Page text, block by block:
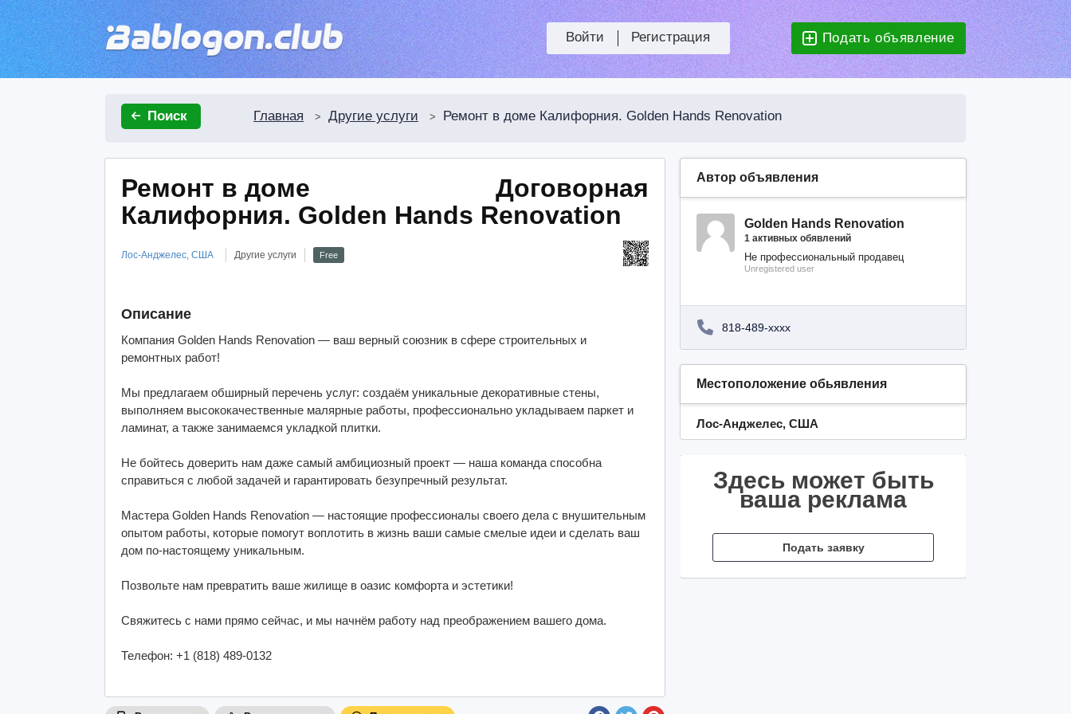
Подать объявление
Регистрация
Войти
Поиск Главная > Другие услуги > Ремонт в доме Калифорния. Golden Hands Renovation
Договорная
Ремонт в доме
Калифорния. Golden Hands Renovation
Лос-Анджелес, США Другие услуги Free
Описание
Компания Golden Hands Renovation — ваш верный союзник в сфере строительных и
ремонтных работ!
Мы предлагаем обширный перечень услуг: создаём уникальные декоративные стены,
выполняем высококачественные малярные работы, профессионально укладываем паркет и
ламинат, а также занимаемся укладкой плитки.
Не бойтесь доверить нам даже самый амбициозный проект — наша команда способна
справиться с любой задачей и гарантировать безупречный результат.
Мастера Golden Hands Renovation — настоящие профессионалы своего дела с внушительным
опытом работы, которые помогут воплотить в жизнь ваши самые смелые идеи и сделать ваш
дом по-настоящему уникальным.
Позвольте нам превратить ваше жилище в оазис комфорта и эстетики!
Свяжитесь с нами прямо сейчас, и мы начнём работу над преображением вашего дома.
Телефон: +1 (818) 489-0132
Автор объявления
Golden Hands Renovation
1 активных обявлений
Не профессиональный продавец
Unregistered user
818-489-xxxx
Местоположение обьявления
Лос-Анджелес, США
Здесь может быть
ваша реклама
Подать заявку